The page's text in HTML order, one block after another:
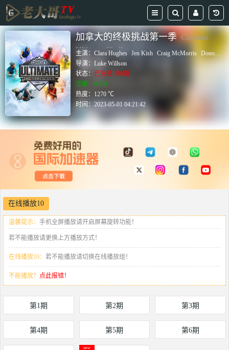
加拿大的终极挑战第一季Canadas
Ultimate Challenge
主演：Clara Hughes Jen Kish Craig McMorris Donovan Bailey
导演：Luke Willson
状态： 已完结 共8期
豆瓣：0.0分
热度：1270 ℃
时间：2023-05-01 04:21:42
在线播放10
温馨提示： 手机全屏播放请开启屏幕旋转功能！
若不能播放请更换上方播放方式！
在线播放10： 若不能播放请切换在线播放组！
不能播放？ 点此报错！
第1期 第2期 第3期
第4期 第5期 第6期